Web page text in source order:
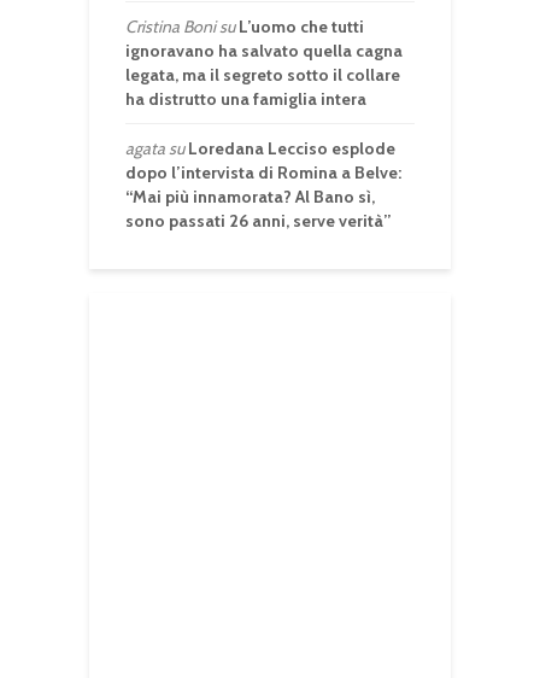
Cristina BonisuL’uomo che tutti
ignoravano ha salvato quella cagna
legata, ma il segreto sotto il collare
ha distrutto una famiglia intera
agatasuLoredana Lecciso esplode
dopo l’intervista di Romina a Belve:
“Mai più innamorata? Al Bano sì,
sono passati 26 anni, serve verità”